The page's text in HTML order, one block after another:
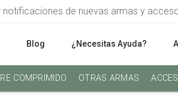
notificaciones de nuevas armas y
Blog ¿Necesitas Ayuda?
COMPRIMIDO OTRAS ARMAS